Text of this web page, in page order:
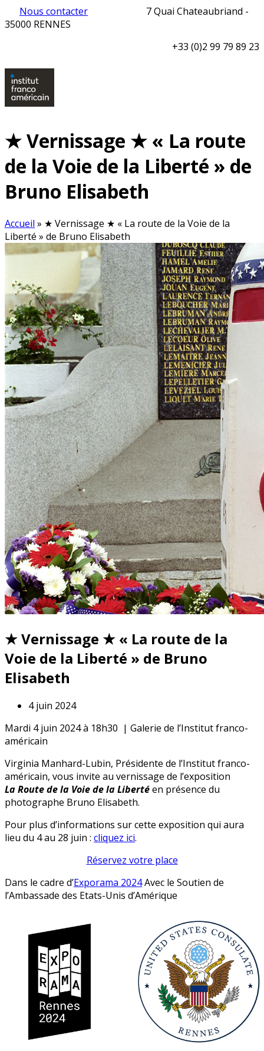
Nous contacter
7 Quai Chateaubriand -
35000 RENNES
+33 (0)2 99 79 89 23
★ Vernissage ★ « La route
de la Voie de la Liberté » de
Bruno Elisabeth
Accueil » ★ Vernissage ★ « La route de la Voie de la
Liberté » de Bruno Elisabeth
★ Vernissage ★ « La route de la
Voie de la Liberté » de Bruno
Elisabeth
4 juin 2024
Mardi 4 juin 2024 à 18h30 | Galerie de l’Institut franco-
américain
Virginia Manhard-Lubin, Présidente de l’Institut franco-
américain, vous invite au vernissage de l’exposition
La Route de la Voie de la Libertéen présence du
photographe Bruno Elisabeth.
Pour plus d’informations sur cette exposition qui aura
lieu du 4 au 28 juin : cliquez ici.
Réservez votre place
Dans le cadre d’Exporama 2024Avec le Soutien de
l’Ambassade des Etats-Unis d’Amérique